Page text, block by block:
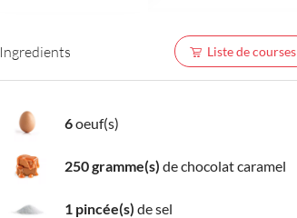
Ingredients Liste de courses
6oeuf(s)
250 gramme(s) de chocolat caramel
1 pincée(s) de sel